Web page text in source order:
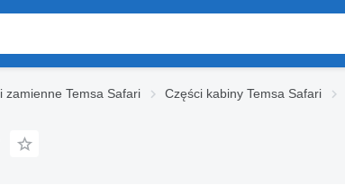
zamienne Temsa Safari Części kabiny Temsa Safari